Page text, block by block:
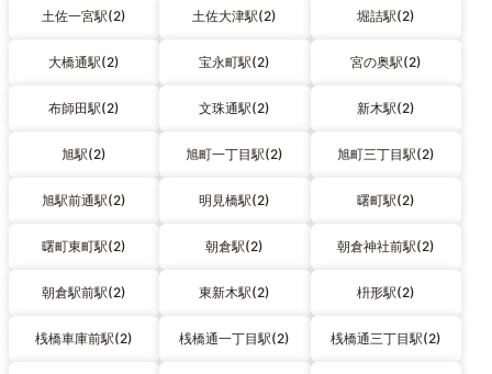
土佐一宮駅(2) 土佐大津駅(2) 堀詰駅(2)
大橋通駅(2) 宝永町駅(2) 宮の奥駅(2)
布師田駅(2) 文珠通駅(2) 新木駅(2)
旭駅(2) 旭町一丁目駅(2) 旭町三丁目駅(2)
旭駅前通駅(2) 明見橋駅(2) 曙町駅(2)
曙町東町駅(2) 朝倉駅(2) 朝倉神社前駅(2)
朝倉駅前駅(2) 東新木駅(2) 枡形駅(2)
桟橋車庫前駅(2) 桟橋通一丁目駅(2) 桟橋通三丁目駅(2)